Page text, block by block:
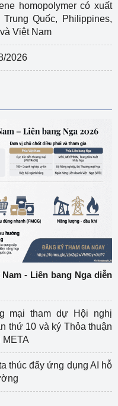
homopolymer có xuất
Quốc, Philippines,
Việt Nam
2026
- Liên bang Nga diễn
mại tham dự Hội nghị
thứ 10 và ký Thỏa thuận
thúc đẩy ứng dụng AI hỗ